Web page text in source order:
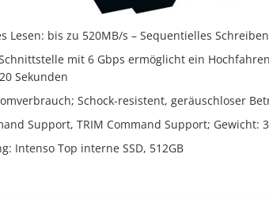
Lesen: bis zu 520MB/s – Sequentielles
Schnittstelle mit 6 Gbps ermöglicht ein
Sekunden
Schock-resistent, geräuschloser
Support, TRIM Command Support; Gewicht:
Intenso Top interne SSD, 512GB